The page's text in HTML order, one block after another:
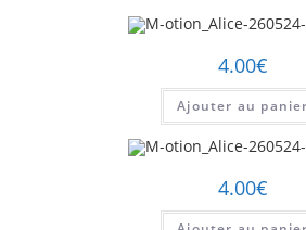
4.00€
Ajouter au panier
4.00€